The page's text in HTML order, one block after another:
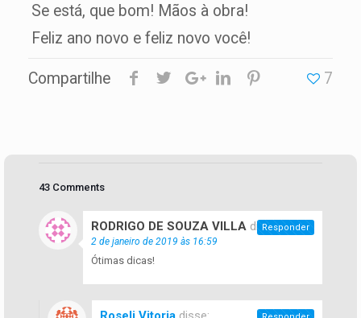
Se está, que bom! Mãos à obra!
Feliz ano novo e feliz novo você!
Compartilhe 7
43 Comments
RODRIGO DE SOUZA VILLA disse:
2 de janeiro de 2019 às 16:59
Ótimas dicas!
Responder